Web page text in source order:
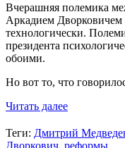
Вчерашняя полемика
Аркадием Дворковичем
технологически.
президента
обоими.
Но вот то, что
Читать далее
Теги: Дмитрий
Дворкович, реформы